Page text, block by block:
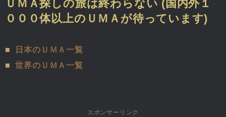
ＵＭＡ探しの旅は終わらない (国内外１
０００体以上のＵＭＡが待っています)
■
日本のＵＭＡ一覧
■
世界のＵＭＡ一覧
スポンサーリンク